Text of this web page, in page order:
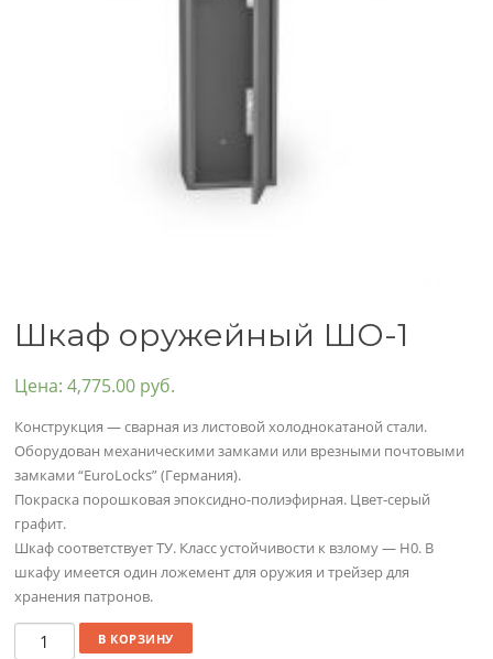
Шкаф оружейный ШО-1
Цена:4,775.00 руб.
Конструкция — сварная из листовой холоднокатаной стали.
Оборудован механическими замками или врезными почтовыми
замками “EuroLocks” (Германия).
Покраска порошковая эпоксидно-полиэфирная. Цвет-серый
графит.
Шкаф соответствует ТУ. Класс устойчивости к взлому — Н0. В
шкафу имеется один ложемент для оружия и трейзер для
хранения патронов.
Количество
В КОРЗИНУ